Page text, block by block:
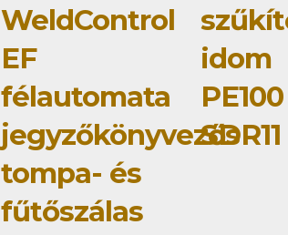
WeldControl
EF
félautomata
jegyzőkönyvezős
tompa- és
fűtőszálas
idom
PE100
SDR11